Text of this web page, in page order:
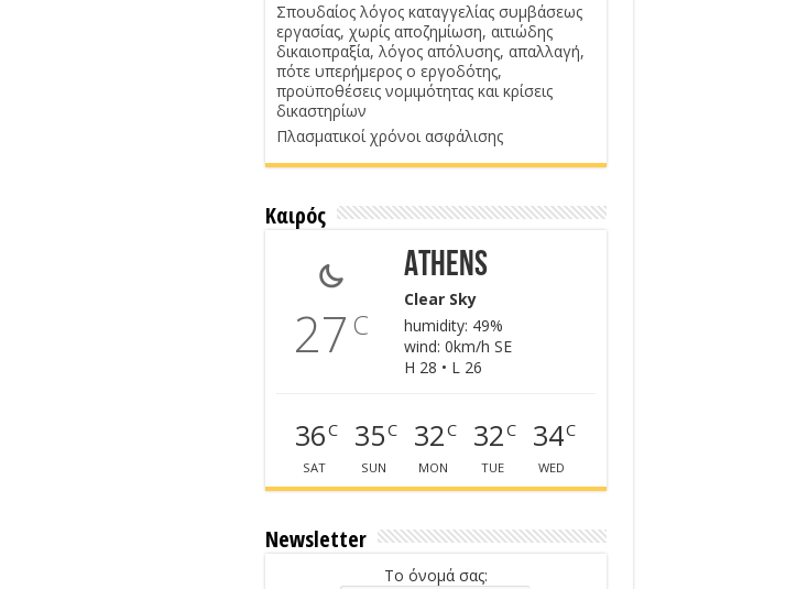
Σπουδαίος λόγος καταγγελίας συμβάσεως
εργασίας, χωρίς αποζημίωση, αιτιώδης
δικαιοπραξία, λόγος απόλυσης, απαλλαγή,
πότε υπερήμερος ο εργοδότης,
προϋποθέσεις νομιμότητας και κρίσεις
δικαστηρίων
Πλασματικοί χρόνοι ασφάλισης
Καιρός
27 C
Athens
Clear Sky
humidity: 49%
wind: 0km/h SE
H 28 • L 26
36C
SAT
35C
SUN
32C
MON
32C
TUE
34C
WED
Newsletter
Το όνομά σας: